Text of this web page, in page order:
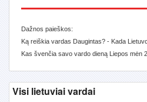
Dažnos paieškos:
Ką reiškia vardas Daugintas? - Kada
Kas švenčia savo vardo dieną Liepos mėn
Visi lietuviai vardai